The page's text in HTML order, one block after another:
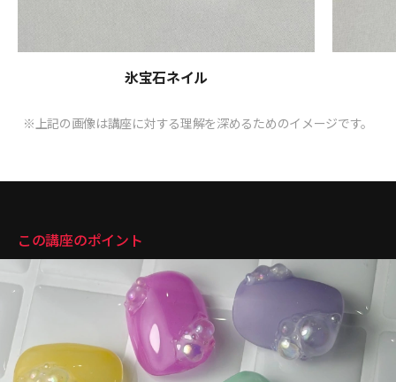
氷宝石ネイル
※上記の画像は講座に対する理解を深めるためのイメージです。
この講座のポイント